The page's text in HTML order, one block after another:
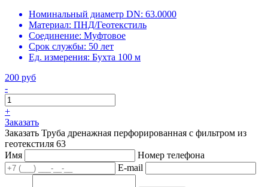
Номинальный диаметр DN: 63.0000
Материал: ПНД/Геотекстиль
Соединение: Муфтовое
Срок службы: 50 лет
Ед. измерения: Бухта 100 м
200 руб
-
+
Заказать
Заказать Труба дренажная перфорированная с фильтром из
геотекстиля 63
Имя
Номер телефона
E-mail